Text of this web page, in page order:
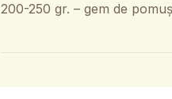
200-250 gr. – gem de